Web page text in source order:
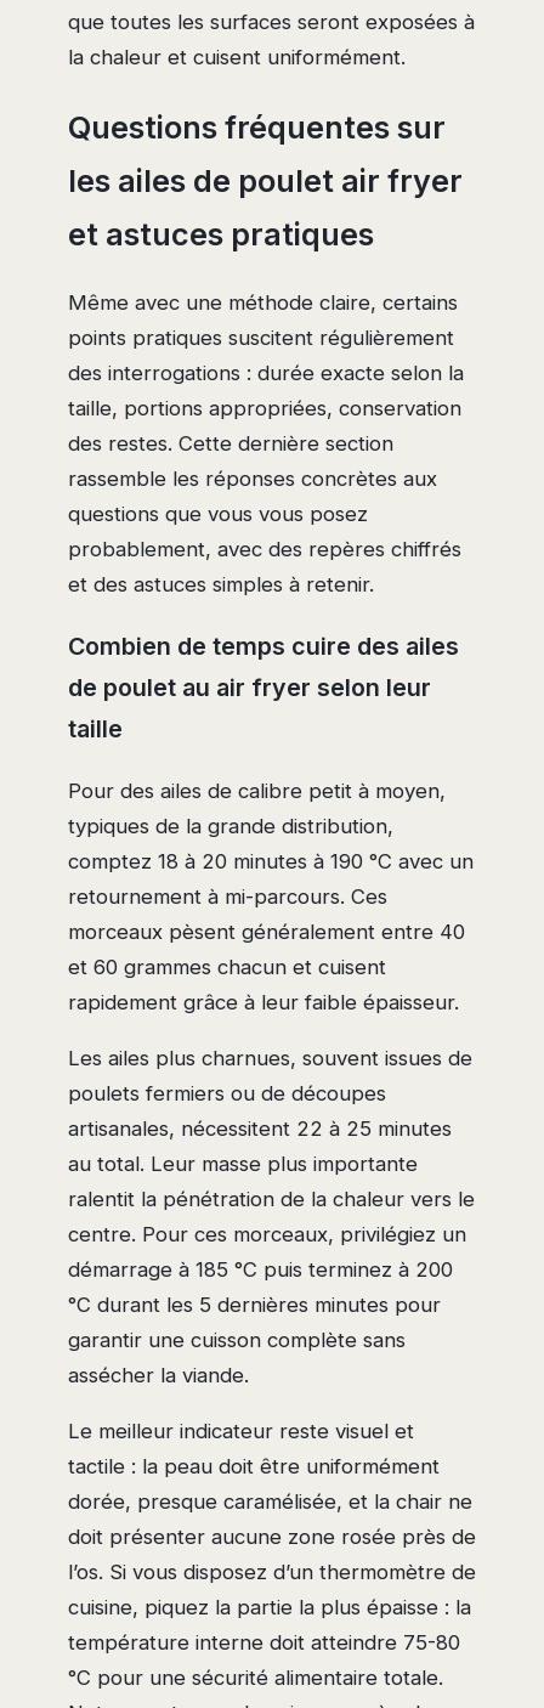
que toutes les surfaces seront exposées à
la chaleur et cuisent uniformément.
Questions fréquentes sur
les ailes de poulet air fryer
et astuces pratiques
Même avec une méthode claire, certains
points pratiques suscitent régulièrement
des interrogations : durée exacte selon la
taille, portions appropriées, conservation
des restes. Cette dernière section
rassemble les réponses concrètes aux
questions que vous vous posez
probablement, avec des repères chiffrés
et des astuces simples à retenir.
Combien de temps cuire des ailes
de poulet au air fryer selon leur
taille
Pour des ailes de calibre petit à moyen,
typiques de la grande distribution,
comptez 18 à 20 minutes à 190 °C avec un
retournement à mi-parcours. Ces
morceaux pèsent généralement entre 40
et 60 grammes chacun et cuisent
rapidement grâce à leur faible épaisseur.
Les ailes plus charnues, souvent issues de
poulets fermiers ou de découpes
artisanales, nécessitent 22 à 25 minutes
au total. Leur masse plus importante
ralentit la pénétration de la chaleur vers le
centre. Pour ces morceaux, privilégiez un
démarrage à 185 °C puis terminez à 200
°C durant les 5 dernières minutes pour
garantir une cuisson complète sans
assécher la viande.
Le meilleur indicateur reste visuel et
tactile : la peau doit être uniformément
dorée, presque caramélisée, et la chair ne
doit présenter aucune zone rosée près de
l’os. Si vous disposez d’un thermomètre de
cuisine, piquez la partie la plus épaisse : la
température interne doit atteindre 75-80
°C pour une sécurité alimentaire totale.